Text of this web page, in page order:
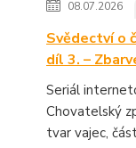
08.07.2026
Svědectví o
díl 3. –
Seriál
Chovatelský
tvar vajec,